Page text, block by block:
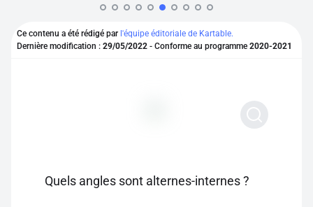
Se connecter
Ce contenu a été rédigé par l'équipe éditoriale de Kartable.
Dernière modification : 29/05/2022 - Conforme au programme 2020-2021
Quels angles sont alternes-internes ?